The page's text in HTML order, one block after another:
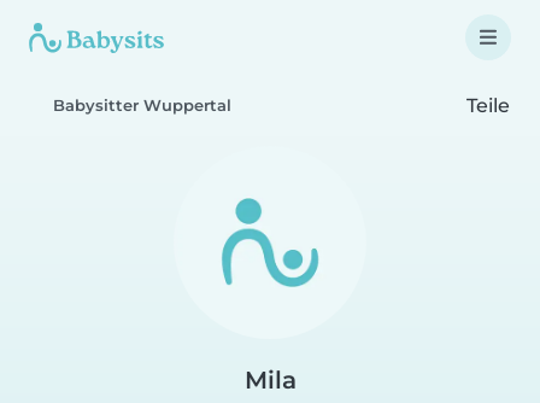
Babysitter Wuppertal Teile
Mila